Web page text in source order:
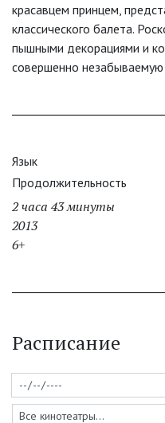
красавцем принцем,
классического балета.
пышными декорациями и
совершенно незабываемую
Язык
Продолжительность
2 часа 43 минуты
2013
6+
Расписание